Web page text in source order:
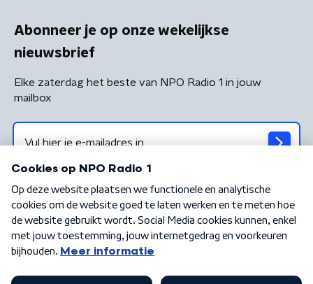
Abonneer je op onze wekelijkse
nieuwsbrief
Elke zaterdag het beste van NPO Radio 1 in jouw
mailbox
Algemene voorwaarden